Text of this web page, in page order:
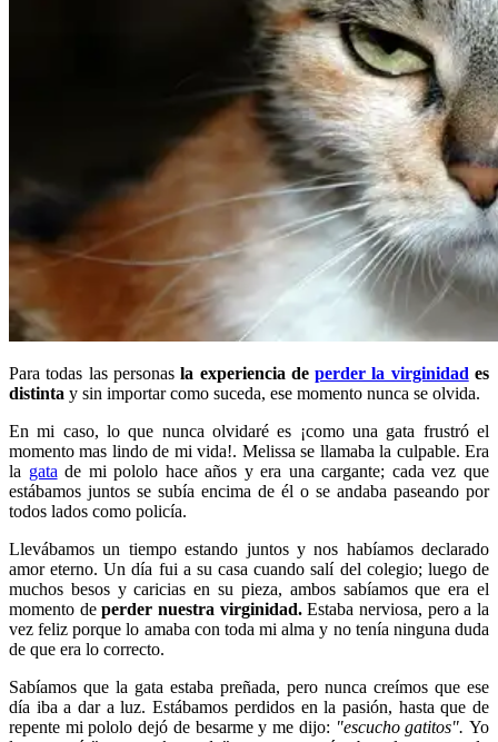
Para todas las personasla experiencia deperder la virginidad es
distinta y sin importar como suceda, ese momento nunca se olvida.
En mi caso, lo que nunca olvidaré es ¡como una gata frustró el
momento mas lindo de mi vida!. Melissa se llamaba la culpable. Era
la gata de mi pololo hace años y era una cargante; cada vez que
estábamos juntos se subía encima de él o se andaba paseando por
todos lados como policía.
Llevábamos un tiempo estando juntos y nos habíamos declarado
amor eterno. Un día fui a su casa cuando salí del colegio; luego de
muchos besos y caricias en su pieza, ambos sabíamos que era el
momento deperder nuestra virginidad.Estaba nerviosa, pero a la
vez feliz porque lo amaba con toda mi alma y no tenía ninguna duda
de que era lo correcto.
Sabíamos que la gata estaba preñada, pero nunca creímos que ese
día iba a dar a luz. Estábamos perdidos en la pasión, hasta que de
repente mi pololo dejó de besarme y me dijo: "escucho gatitos".Yo